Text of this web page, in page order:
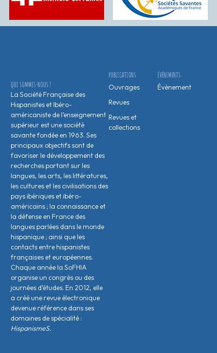
ÉVÉNEMENTS
Évènement
PUBLICATIONS
Ouvrages
Revues
Revues et
collections
QUI SOMMES-NOUS ?
La Société Française des
Hispanistes et Ibéro-
américaniste de l’enseignement
supérieur est une société
savante fondée en 1963. Ses
principaux objectifs sont de
favoriser le développement des
recherches portant sur les
langues, les arts, les littératures,
les cultures et les civilisations des
pays ibériques et ibéro-
américains ; la connaissance et
la défense en France des
langues parlées dans le monde
hispanique ; ainsi que les
contacts entre hispanistes
français·es et européen·nes.
Chaque année la SoFHIA
organise un congrès ou des
journées d’études. En 2012, elle
a créé une revue électronique
devenue référence dans ses
domaines de spécialité :
HispanismeS.